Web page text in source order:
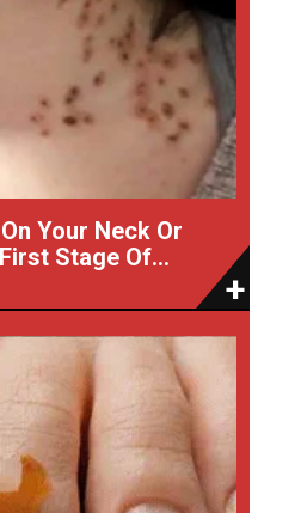
Your Neck Or
Stage Of...